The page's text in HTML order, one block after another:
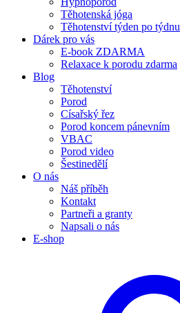
Těhotenská jóga
Těhotenství týden po týdnu
Dárek pro vás
E-book ZDARMA
Relaxace k porodu zdarma
Blog
Těhotenství
Porod
Císařský řez
Porod koncem pánevním
VBAC
Porod video
Šestinedělí
O nás
Náš příběh
Kontakt
Partneři a granty
Napsali o nás
E-shop